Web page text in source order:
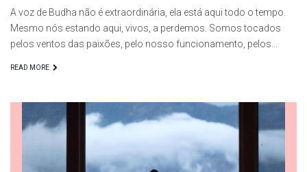
A voz de Budha não é extraordinária, ela está aqui todo o tempo.
Mesmo nós estando aqui, vivos, a perdemos. Somos tocados
pelos ventos das paixões, pelo nosso funcionamento, pelos…
READ MORE